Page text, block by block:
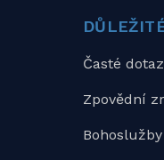
Časté
Zpovědní
Bohoslužby